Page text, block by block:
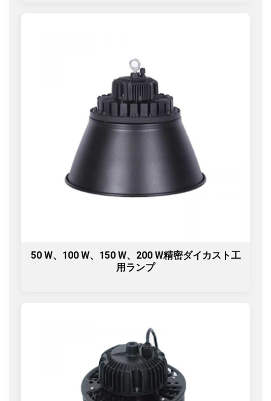
50 W、100 W、150 W、200 W精密ダイカスト工
用ランプ